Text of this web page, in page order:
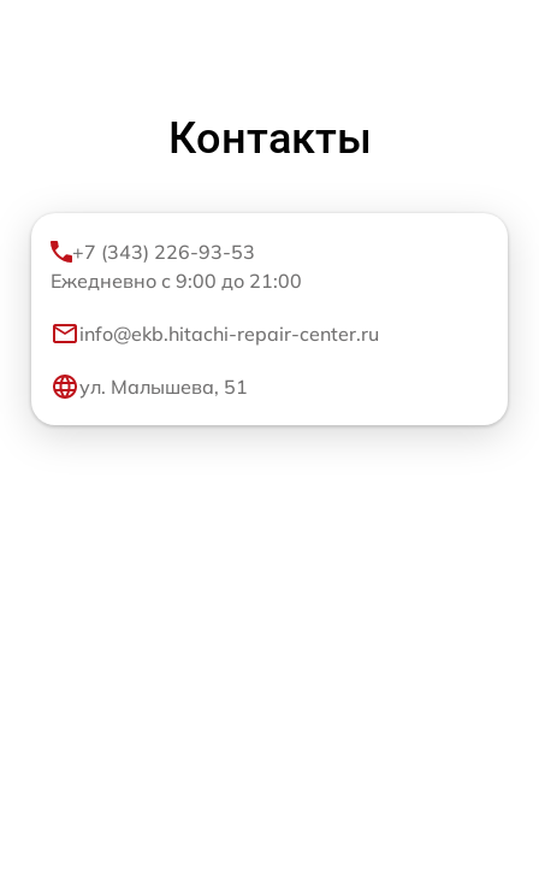
Контакты
+7 (343) 226-93-53
Ежедневно с 9:00 до 21:00
info@ekb.hitachi-repair-center.ru
ул. Малышева, 51